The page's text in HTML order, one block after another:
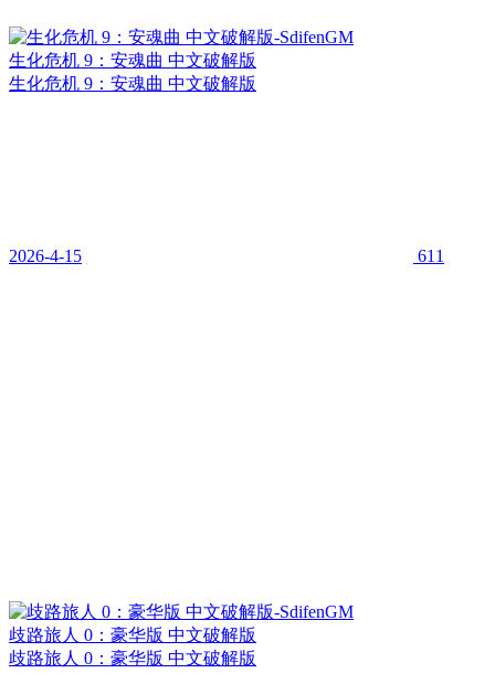
生化危机 9：安魂曲 中文破解版
生化危机 9：安魂曲 中文破解版
2026-4-15 611
歧路旅人 0：豪华版 中文破解版
歧路旅人 0：豪华版 中文破解版